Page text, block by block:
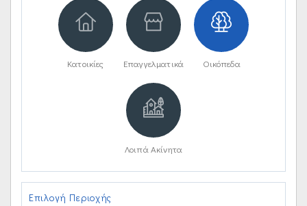
Κατοικίες Επαγγελματικά Οικόπεδα
Λοιπά Ακίνητα
Επιλογή Περιοχής